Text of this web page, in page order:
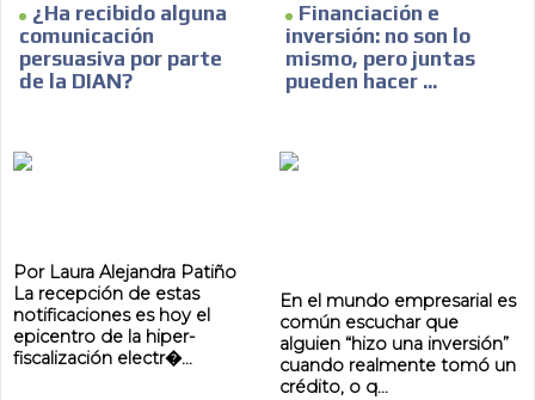
¿Ha recibido alguna
comunicación
persuasiva por parte
de la DIAN?
Por Laura Alejandra Patiño
La recepción de estas
notificaciones es hoy el
epicentro de la hiper-
fiscalización electr�...
Financiación e
inversión: no son lo
mismo, pero juntas
pueden hacer ...
En el mundo empresarial es
común escuchar que
alguien “hizo una inversión”
cuando realmente tomó un
crédito, o q...